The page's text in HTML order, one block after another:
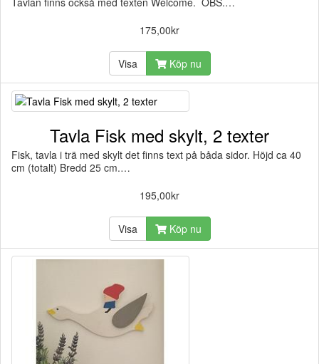
175,00kr
Visa Köp nu
Tavla Fisk med skylt, 2 texter
Fisk, tavla i trä med skylt det finns text på båda sidor. Höjd ca 40
cm (totalt) Bredd 25 cm.…
195,00kr
Visa Köp nu